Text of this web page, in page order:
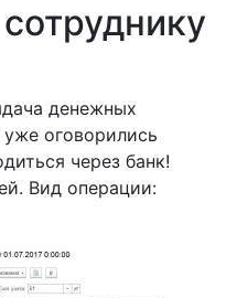
денежных
оговорились
через банк!
Вид операции: